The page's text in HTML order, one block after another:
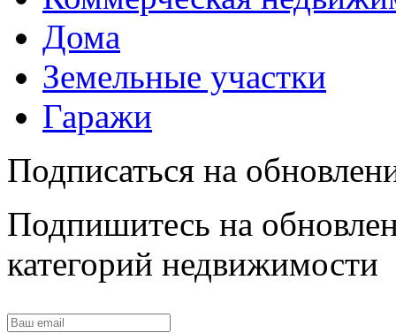
Дома
Земельные участки
Гаражи
Подписаться на
Подпишитесь на
категорий недвижимости